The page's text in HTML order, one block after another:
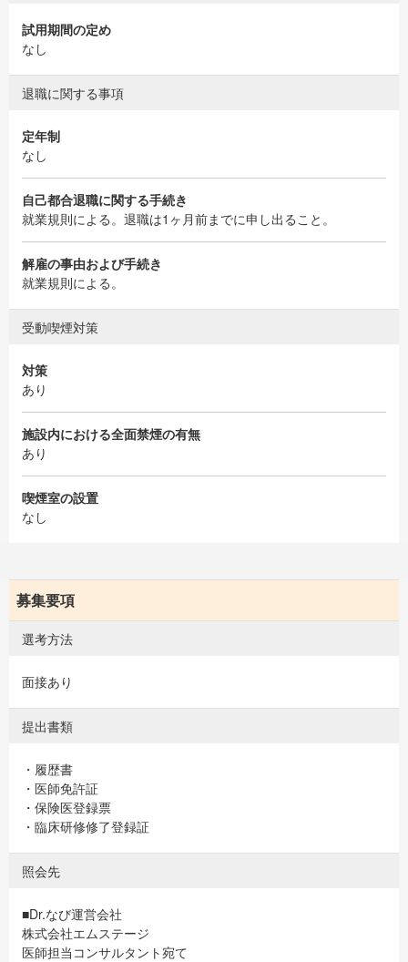
試用期間の定め
なし
退職に関する事項
定年制
なし
自己都合退職に関する手続き
就業規則による。退職は1ヶ月前までに申し出ること。
解雇の事由および手続き
就業規則による。
受動喫煙対策
対策
あり
施設内における全面禁煙の有無
あり
喫煙室の設置
なし
募集要項
選考方法
面接あり
提出書類
・履歴書
・医師免許証
・保険医登録票
・臨床研修修了登録証
照会先
■Dr.なび運営会社
株式会社エムステージ
医師担当コンサルタント宛て